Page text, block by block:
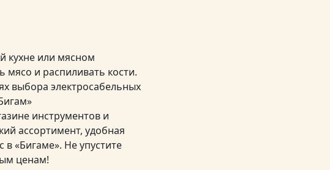
кухне или мясном
мясо и распиливать кости.
выбора электросабельных
инструментов и
ассортимент, удобная
«Бигаме». Не упустите
ценам!